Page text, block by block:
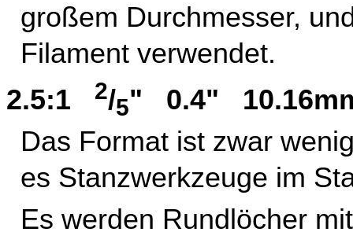
großem Durchmesser,
Filament verwendet.
2.5:1
2/5" 0.4"
Das Format ist zwar
es Stanzwerkzeuge im
Es werden Rundlöcher